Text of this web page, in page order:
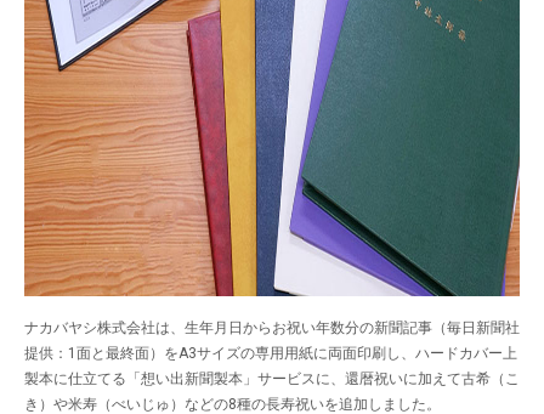
ナカバヤシ株式会社は、生年月日からお祝い年数分の新聞記事（毎日新聞社
提供：1面と最終面）をA3サイズの専用用紙に両面印刷し、ハードカバー上
製本に仕立てる「想い出新聞製本」サービスに、還暦祝いに加えて古希（こ
き）や米寿（べいじゅ）などの8種の長寿祝いを追加しました。